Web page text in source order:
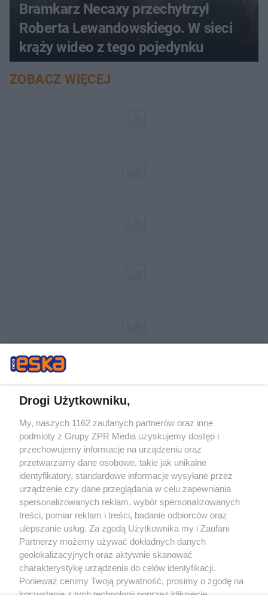
Bramkarz Necaxy przechytrzył
Roberta Lewandowskiego. W sieci
krąży wideo z tego pojedynku
ZOBACZ WIĘCEJ
Żaden utwór zamieszczony w serwisie nie może być powielany i
rozpowszechniany lub dalej rozpowszechniany w jakikolwiek sposób (w
tym także elektroniczny lub mechaniczny) na jakimkolwiek polu
eksploatacji w jakiejkolwiek formie, włącznie z umieszczaniem w Internecie
bez pisemnej zgody właściciela praw. Jakiekolwiek użycie lub
wykorzystanie utworów w całości lub w części z naruszeniem prawa, tzn.
bez właściwej zgody, jest zabronione pod groźbą kary i może być ścigane
prawnie.
O nas
Drogi Użytkowniku,
My, naszych 1162 zaufanych partnerów oraz inne
podmioty z Grupy ZPR Media uzyskujemy dostęp i
przechowujemy informacje na urządzeniu oraz
przetwarzamy dane osobowe, takie jak unikalne
identyfikatory, standardowe informacje wysyłane przez
urządzenie czy dane przeglądania w celu zapewniania
spersonalizowanych reklam, wybór spersonalizowanych
treści, pomiar reklam i treści, badanie odbiorców oraz
ulepszanie usług. Za zgodą Użytkownika my i Zaufani
Partnerzy możemy używać dokładnych danych
geolokalizacyjnych oraz aktywnie skanować
charakterystykę urządzenia do celów identyfikacji.
Ponieważ cenimy Twoją prywatność, prosimy o zgodę na
korzystanie z tych technologii poprzez kliknięcie